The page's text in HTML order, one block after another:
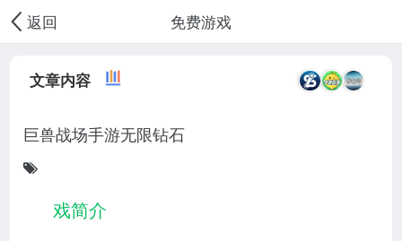
返回 免费游戏
文章内容
巨兽战场手游无限钻石
戏简介